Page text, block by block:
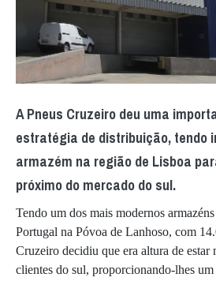
A Pneus Cruzeiro deu uma
estratégia de distribuição, tendo
armazém na região de Lisboa
próximo do mercado do sul.
Tendo um dos mais modernos
Portugal na Póvoa de Lanhoso, com
Cruzeiro decidiu que era altura de estar
clientes do sul, proporcionando-lhes